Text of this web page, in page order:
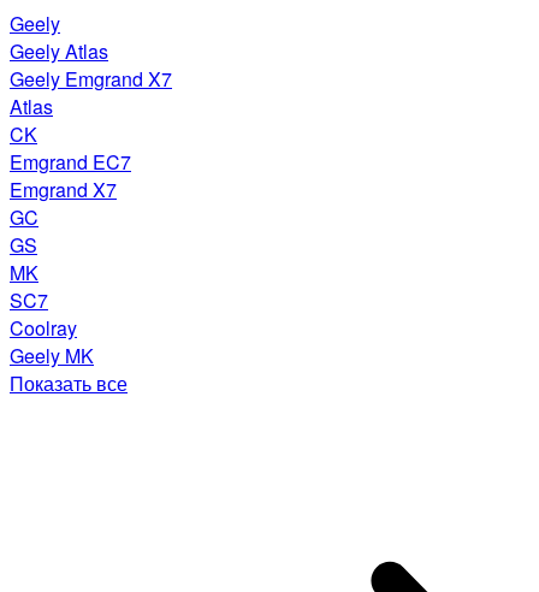
Geely
Geely Atlas
Geely Emgrand X7
Atlas
CK
Emgrand EC7
Emgrand X7
GC
GS
MK
SC7
Coolray
Geely MK
Показать все